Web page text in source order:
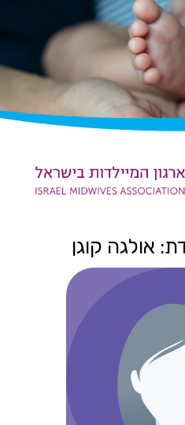
אולגה קוגן